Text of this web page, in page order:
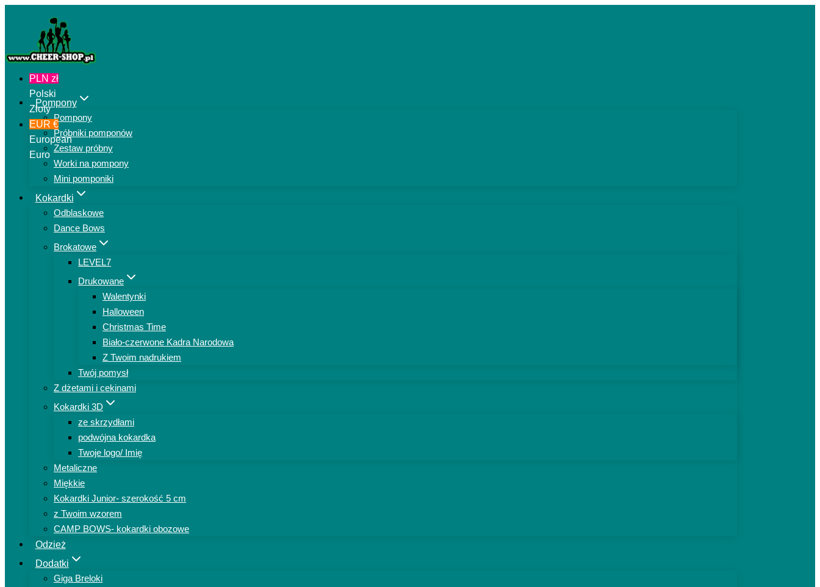
Pompony
Pompony
Próbniki pomponów
Zestaw próbny
Worki na pompony
Mini pomponiki
Kokardki
Odblaskowe
Dance Bows
Brokatowe
LEVEL7
Drukowane
Walentynki
Halloween
Christmas Time
Biało-czerwone Kadra Narodowa
Z Twoim nadrukiem
Twój pomysł
Z dżetami i cekinami
Kokardki 3D
ze skrzydłami
podwójna kokardka
Twoje logo/ Imię
Metaliczne
Miękkie
Kokardki Junior- szerokość 5 cm
z Twoim wzorem
CAMP BOWS- kokardki obozowe
Odzież
Dodatki
Giga Breloki
PLN zł
Polski
Złoty
EUR €
European
Euro